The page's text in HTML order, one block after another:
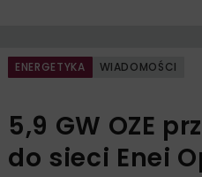
ENERGETYKA WIADOMOŚCI
5,9 GW OZE
do sieci Enei